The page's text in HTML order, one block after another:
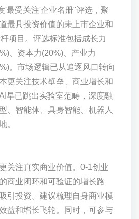
'最受关注'企业名册"评选，聚
最具投资价值的未上市企业和
项目。评选标准包括成长力
、资本力(20%)、产业力
。市场逻辑已从追逐风口转向
更关注技术壁垒、商业增长和
早已跳出实验室范畴，深度融
、智能体、具身智能、机器人
。
关注真实商业价值。0-1创业
商业闭环和可验证的增长路
引投资。建议梳理自身商业模
益和增长飞轮。同时，可参与